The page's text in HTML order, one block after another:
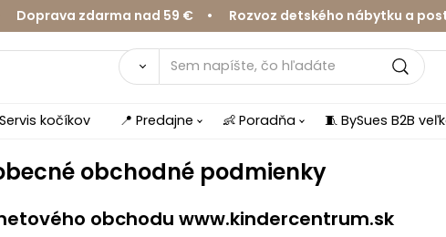
zdarma nad 59 € • Rozvoz detského nábytku a
kočíkov 📍 Predajne 👶 Poradňa 🧵 BySues B2B
obchodné podmienky
obchodu www.kindercentrum.sk